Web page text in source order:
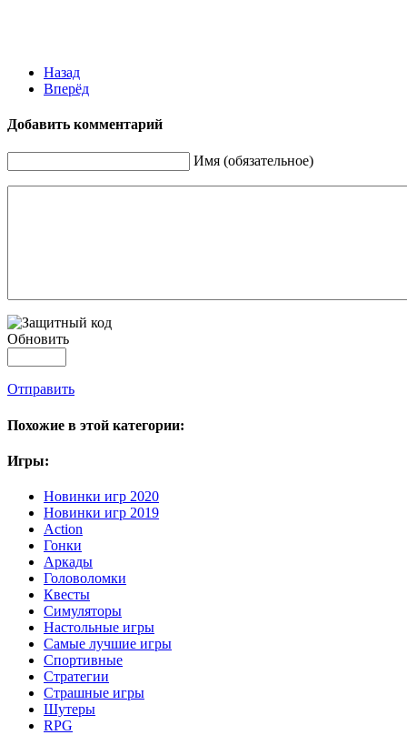
Назад
Вперёд
Добавить комментарий
Имя (обязательное)
Обновить
Отправить
Похожие в этой категории:
Игры:
Новинки игр 2020
Новинки игр 2019
Action
Гонки
Аркады
Головоломки
Квесты
Симуляторы
Настольные игры
Самые лучшие игры
Спортивные
Стратегии
Страшные игры
Шутеры
RPG